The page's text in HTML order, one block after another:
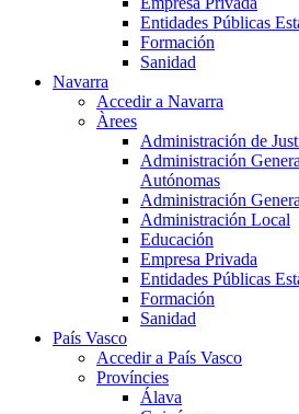
Entidades Públicas
Formación
Sanidad
Navarra
Accedir a Navarra
Àrees
Administración de
Administración
Autónomas
Administración
Administración Local
Educación
Empresa Privada
Entidades Públicas
Formación
Sanidad
País Vasco
Accedir a País Vasco
Províncies
Álava